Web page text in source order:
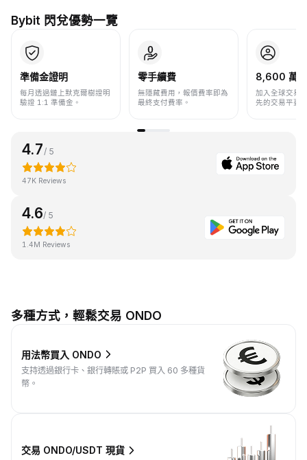
Bybit 閃兌優勢一覽
準備金證明
每月透過鏈上默克爾樹證明
驗證 1:1 準備金。
零手續費
無隱藏費用，報價費率即為
最終支付費率。
8,600 萬+
加入全球交易
先的交易平臺
4.7/ 5
47K Reviews
4.6/ 5
1.4M Reviews
多種方式，輕鬆交易 ONDO
用法幣買入 ONDO
支持透過銀行卡、銀行轉賬或 P2P 買入 60 多種貨
幣。
交易 ONDO/USDT 現貨